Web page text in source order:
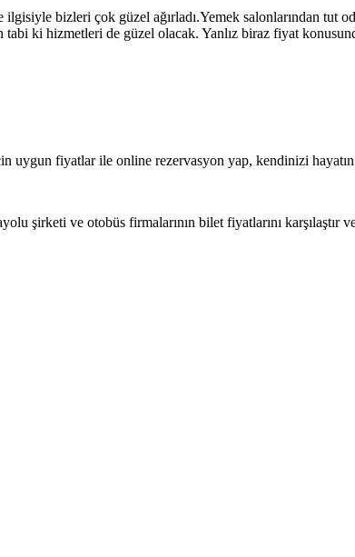
bizleri çok güzel ağırladı.Yemek salonlarından tut
ki hizmetleri de güzel olacak. Yanlız biraz fiyat
uygun fiyatlar ile online rezervasyon yap, kendinizi
şirketi ve otobüs firmalarının bilet fiyatlarını karşılaştır